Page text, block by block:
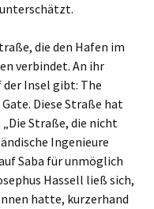
die den Hafen im
verbindet. An ihr
der Insel gibt: The
Diese Straße hat
Straße, die nicht
Ingenieure
Saba für unmöglich
Hassell ließ sich,
hatte, kurzerhand